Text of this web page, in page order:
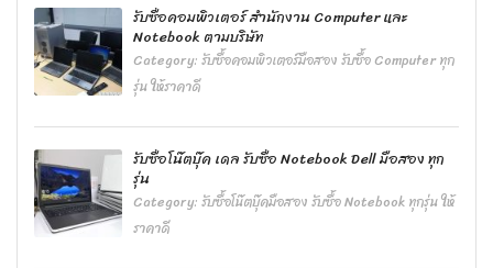
รับซื้อคอมพิวเตอร์ สำนักงาน Computer และ
Notebook ตามบริษัท
Category:รับซื้อคอมพิวเตอร์มือสอง รับซื้อ Computer ทุก
รุ่น ให้ราคาดี
รับซื้อโน๊ตบุ๊ค เดล รับซื้อ Notebook Dell มือสอง ทุก
รุ่น
Category:รับซื้อโน๊ตบุ๊คมือสอง รับซื้อ Notebook ทุกรุ่น ให้
ราคาดี